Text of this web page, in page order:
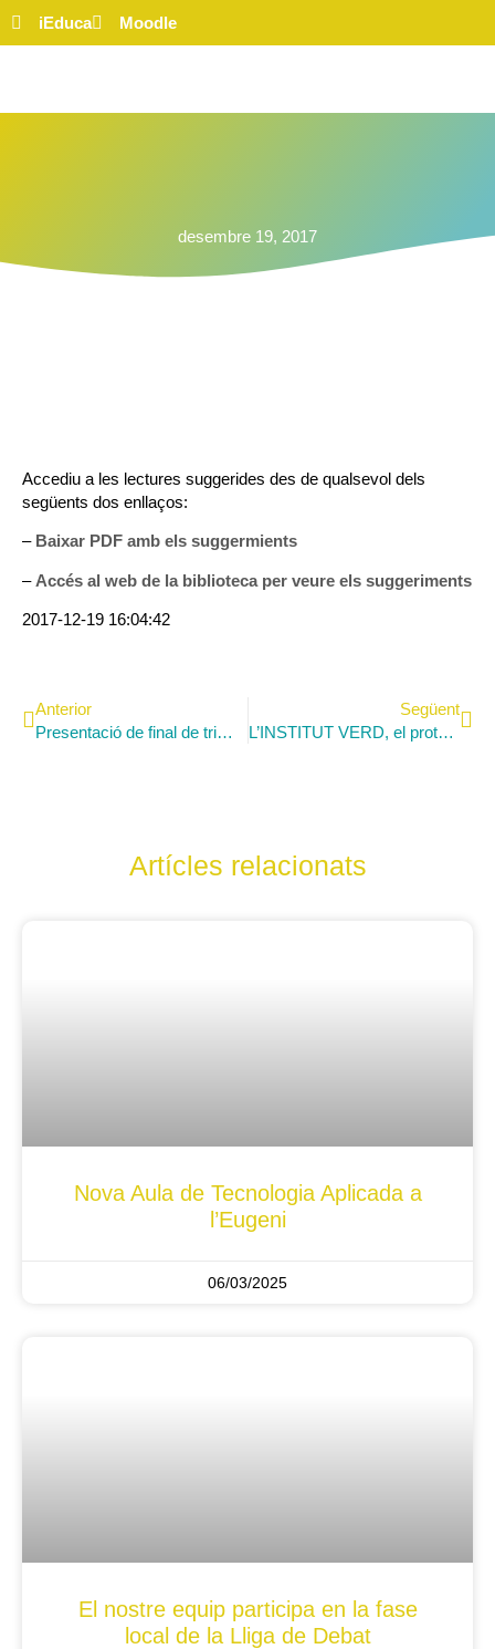
iEduca Moodle
desembre 19, 2017
Accediu a les lectures suggerides des de qualsevol dels
següents dos enllaços:
– Baixar PDF amb els suggermients
– Accés al web de la biblioteca per veure els suggeriments
2017-12-19 16:04:42
Anterior
Presentació de final de trimestre de l’alumnat del MAP a La Fassina
Següent
L’INSTITUT VERD, el protagonista del treball per projectes del 1r trimestre
Artícles relacionats
Nova Aula de Tecnologia Aplicada a
l’Eugeni
06/03/2025
El nostre equip participa en la fase
local de la Lliga de Debat